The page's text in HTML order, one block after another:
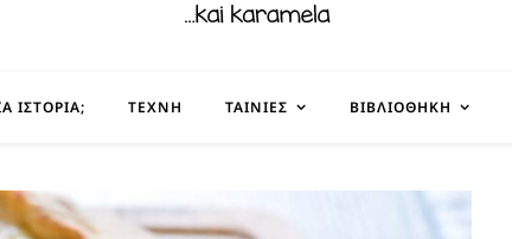
ΙΣΤΟΡΊΑ; ΤΈΧΝΗ ΤΑΙΝΊΕΣ ΒΙΒΛΙΟΘΉΚΗ